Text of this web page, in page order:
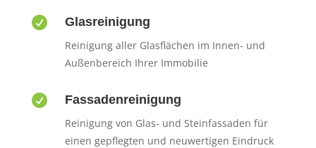
 Glasreinigung
Reinigung aller Glasflächen im Innen- und
Außenbereich Ihrer Immobilie
 Fassadenreinigung
Reinigung von Glas- und Steinfassaden für
einen gepflegten und neuwertigen Eindruck